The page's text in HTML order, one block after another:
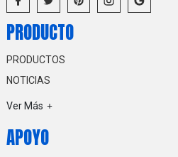
PRODUCTO
PRODUCTOS
NOTICIAS
Ver Más
APOYO